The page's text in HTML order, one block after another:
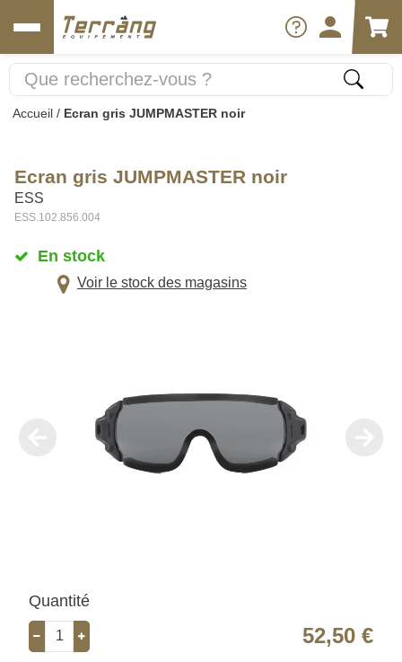
Accueil / Ecran gris JUMPMASTER noir
Ecran gris JUMPMASTER noir
ESS
ESS.102.856.004
En stock
Voir le stock des magasins
Quantité
52,50 €